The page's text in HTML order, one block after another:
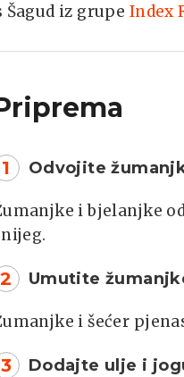
iz grupe Index
1 Odvojite
i bjelanjke
2 Umutite
i šećer
3 Dodajte ulje i